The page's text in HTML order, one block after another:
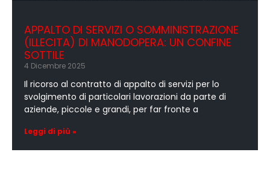
APPALTO DI SERVIZI O SOMMINISTRAZIONE
(ILLECITA) DI MANODOPERA: UN CONFINE
SOTTILE
4 Dicembre 2025
Il ricorso al contratto di appalto di servizi per lo
svolgimento di particolari lavorazioni da parte di
aziende, piccole e grandi, per far fronte a
Leggi di più »